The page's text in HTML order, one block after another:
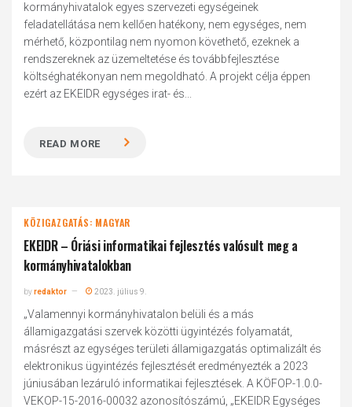
kormányhivatalok egyes szervezeti egységeinek
feladatellátása nem kellően hatékony, nem egységes, nem
mérhető, központilag nem nyomon követhető, ezeknek a
rendszereknek az üzemeltetése és továbbfejlesztése
költséghatékonyan nem megoldható. A projekt célja éppen
ezért az EKEIDR egységes irat- és...
READ MORE
KÖZIGAZGATÁS: MAGYAR
EKEIDR – Óriási informatikai fejlesztés valósult meg a
kormányhivatalokban
byredaktor 2023. július 9.
„Valamennyi kormányhivatalon belüli és a más
államigazgatási szervek közötti ügyintézés folyamatát,
másrészt az egységes területi államigazgatás optimalizált és
elektronikus ügyintézés fejlesztését eredményezték a 2023
júniusában lezáruló informatikai fejlesztések. A KÖFOP-1.0.0-
VEKOP-15-2016-00032 azonosítószámú, „EKEIDR Egységes